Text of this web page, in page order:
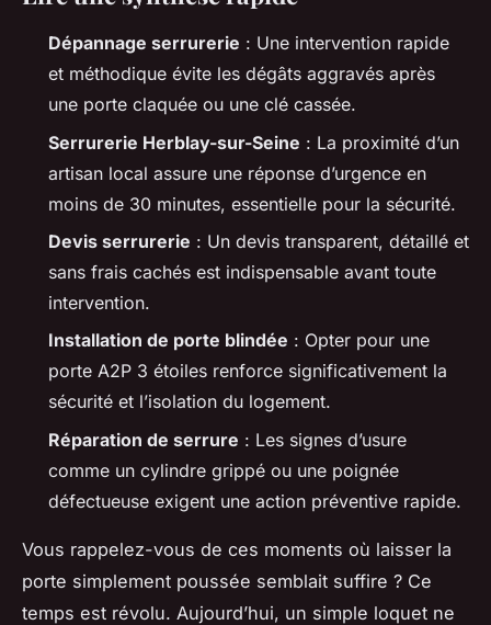
Dépannage serrurerie : Une intervention rapide
et méthodique évite les dégâts aggravés après
une porte claquée ou une clé cassée.
Serrurerie Herblay-sur-Seine : La proximité d’un
artisan local assure une réponse d’urgence en
moins de 30 minutes, essentielle pour la sécurité.
Devis serrurerie : Un devis transparent, détaillé et
sans frais cachés est indispensable avant toute
intervention.
Installation de porte blindée : Opter pour une
porte A2P 3 étoiles renforce significativement la
sécurité et l’isolation du logement.
Réparation de serrure : Les signes d’usure
comme un cylindre grippé ou une poignée
défectueuse exigent une action préventive rapide.
Vous rappelez-vous de ces moments où laisser la
porte simplement poussée semblait suffire ? Ce
temps est révolu. Aujourd’hui, un simple loquet ne